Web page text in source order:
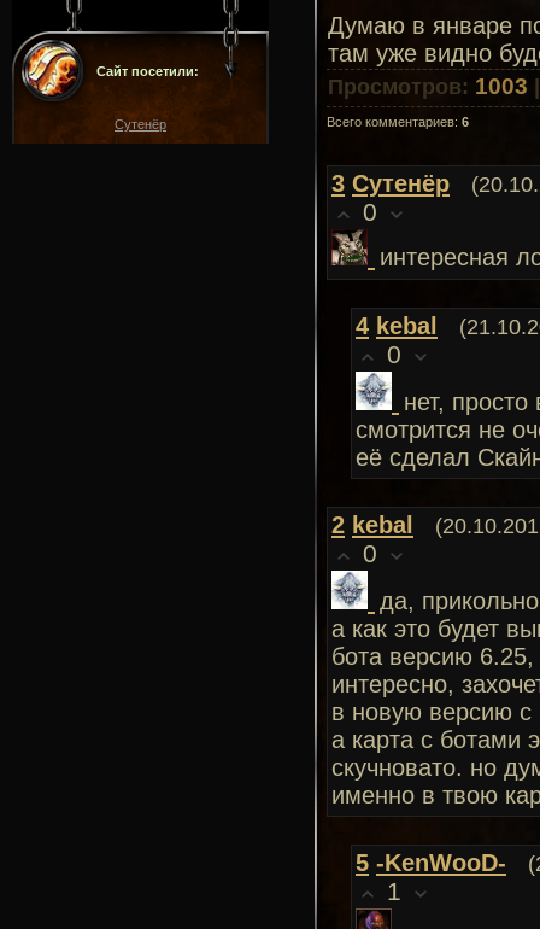
Сайт посетили:
Сутенёр
Думаю в январе
там уже видно
Просмотров: 1003
Всего комментариев: 6
3 Сутенёр
0
интересная
4 kebal
0
нет,
смотрится не
её сделал
2 kebal
0
да,
а как это будет
бота версию
интересно,
в новую версию с
а карта с ботами
скучновато. но
именно в твою
5 -KenWooD-
1